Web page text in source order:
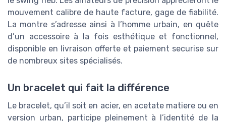
mouvement calibre de haute facture, gage de fiabilité.
La montre s’adresse ainsi à l’homme urbain, en quête
d’un accessoire à la fois esthétique et fonctionnel,
disponible en livraison offerte et paiement securise sur
de nombreux sites spécialisés.
Un bracelet qui fait la différence
Le bracelet, qu’il soit en acier, en acetate matiere ou en
version urban, participe pleinement à l’identité de la